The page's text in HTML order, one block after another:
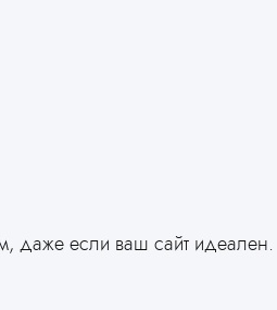
даже если ваш сайт идеален.